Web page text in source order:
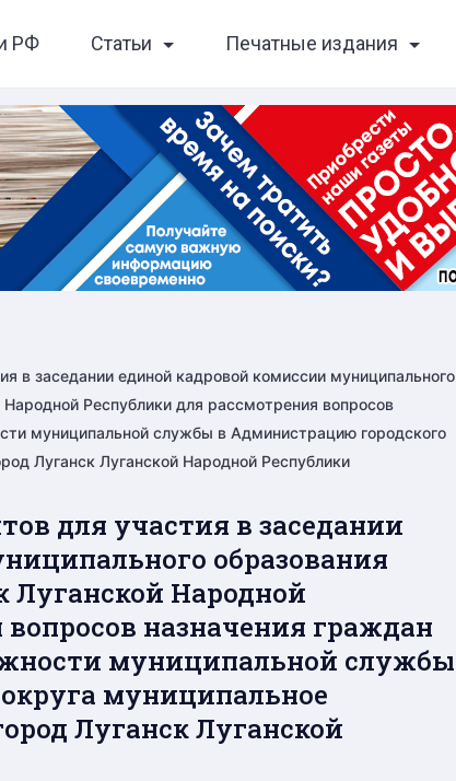
РФ Статьи Печатные издания
в заседании единой кадровой комиссии муниципального
Республики для рассмотрения вопросов
муниципальной службы в Администрацию городского
Луганск Луганской Народной Республики
для участия в заседании
образования
Луганской Народной
назначения граждан
муниципальной службы
муниципальное
Луганск Луганской